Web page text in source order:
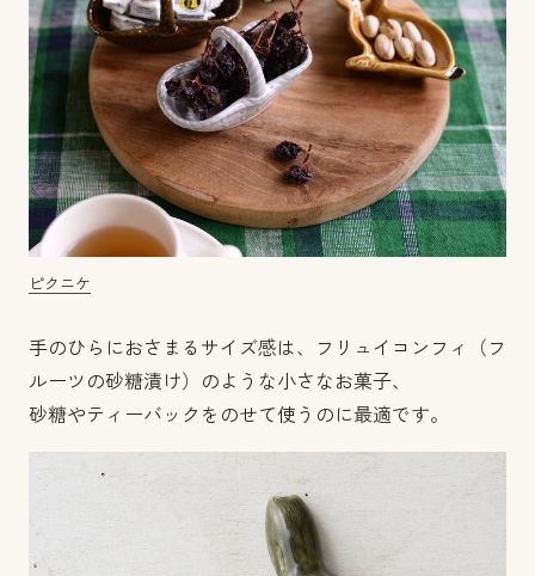
ピクニケ
手のひらにおさまるサイズ感は、フリュイコンフィ（フ
ルーツの砂糖漬け）のような小さなお菓子、
砂糖やティーバックをのせて使うのに最適です。